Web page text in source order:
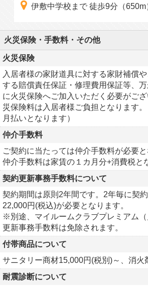
伊敷中学校まで 徒歩9分（650m
火災保険・手数料・その他
火災保険
入居者様の家財道具に対する家財補償
する賠償責任保証・修理費用保証等、
に火災保険へご加入いただく必要がご
災保険料は入居者様ご負担となります
月払いとなります）
仲介手数料
ご契約に当たっては仲介手数料が必要と
仲介手数料は家賃の１カ月分+消費税と
契約更新事務手数料について
契約期間は原則2年間です。2年毎に契
22,000円(税込)が必要となります。
※別途、マイルームクラブプレミアム
更新事務手数料は免除されます。
付帯商品について
サニタリー商材15,000円(税別)～、消火
耐震診断について